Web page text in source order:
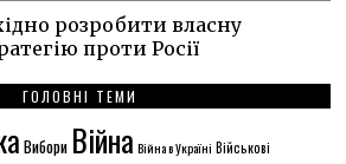
розробити власну
проти Росії
ГОЛОВНІ ТЕМИ
Вибори Війна Війна в Україні Військові